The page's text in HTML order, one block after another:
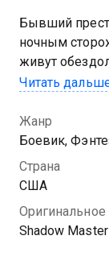
Бывший
ночным
живут
Времён.
Читать
Жанр
Боевик,
Страна
США
Оригинальное
Shadow Master